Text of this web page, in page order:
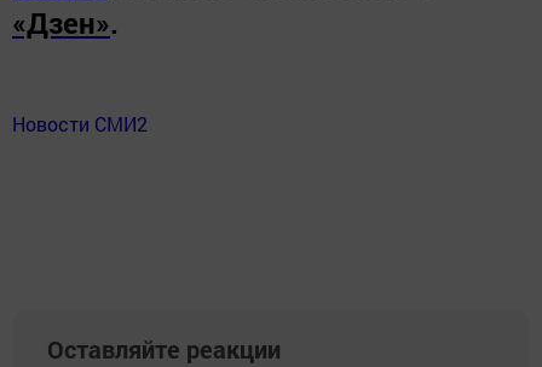
«Дзен».
Новости СМИ2
Оставляйте реакции